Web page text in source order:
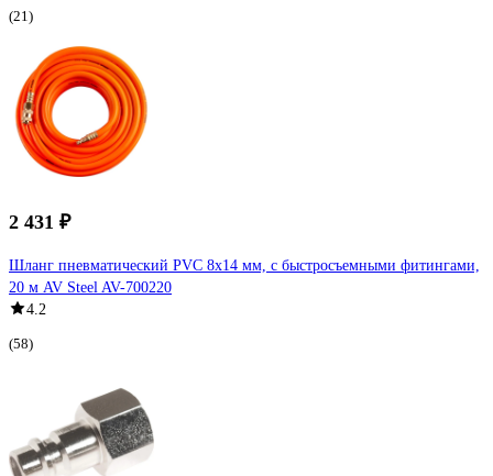
(21)
2 431 ₽
Шланг пневматический PVC 8x14 мм, с быстросъемными фитингами,
20 м AV Steel AV-700220
4.2
(58)